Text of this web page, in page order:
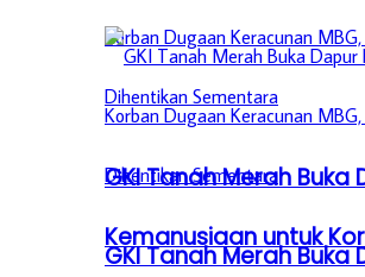
GKI Tanah Merah Buka
Kemanusiaan untuk
GKI Tanah Merah Buka